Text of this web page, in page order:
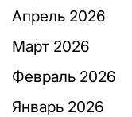
Апрель 2026
Март 2026
Февраль 2026
Январь 2026